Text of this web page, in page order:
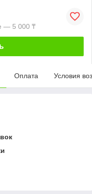
— 5 000 ₸
Оплата Условия